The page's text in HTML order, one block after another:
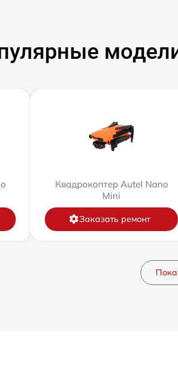
Квадрокоптер Autel Nano
Mini
Заказать ремонт